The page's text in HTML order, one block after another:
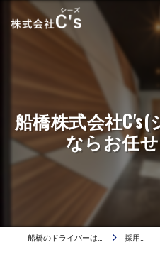
船橋株式会社
ならお任
採用ブログ